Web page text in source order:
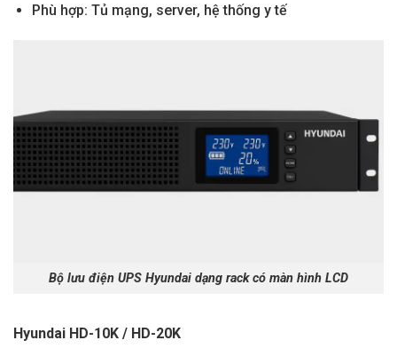
Phù hợp: Tủ mạng, server, hệ thống y tế
Bộ lưu điện UPS Hyundai dạng rack có màn hình LCD
Hyundai HD-10K / HD-20K